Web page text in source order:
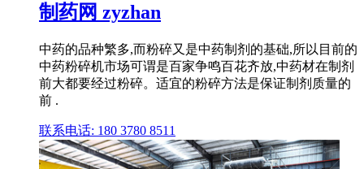
制药网 zyzhan
中药的品种繁多,而粉碎又是中药制剂的基础,所以目前的
中药粉碎机市场可谓是百家争鸣百花齐放,中药材在制剂
前大都要经过粉碎。适宜的粉碎方法是保证制剂质量的
前 .
联系电话: 180 3780 8511